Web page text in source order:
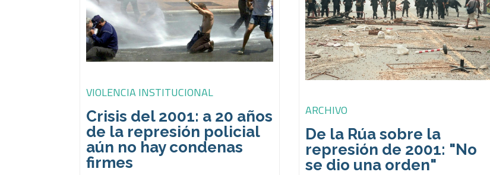
VIOLENCIA INSTITUCIONAL
Crisis del 2001: a 20 años
de la represión policial
aún no hay condenas
firmes
ARCHIVO
De la Rúa sobre la
represión de 2001: "No
se dio una orden"